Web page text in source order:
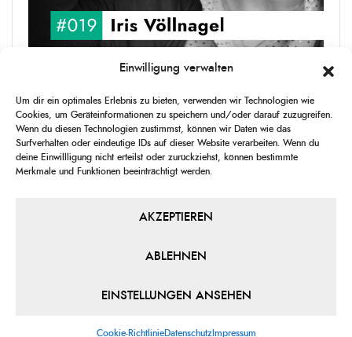
Einwilligung verwalten
Um dir ein optimales Erlebnis zu bieten, verwenden wir Technologien wie
Cookies, um Geräteinformationen zu speichern und/oder darauf zuzugreifen.
Wenn du diesen Technologien zustimmst, können wir Daten wie das
Surfverhalten oder eindeutige IDs auf dieser Website verarbeiten. Wenn du
deine Einwillligung nicht erteilst oder zurückziehst, können bestimmte
Merkmale und Funktionen beeinträchtigt werden.
AKZEPTIEREN
ABLEHNEN
EINSTELLUNGEN ANSEHEN
Cookie-RichtlinieDatenschutzImpressum
Iris Völlnagel hat schon auf unterschiedlichen Kontinenten gelebt
und gearbeitet, spricht mehrere Sprachen und berichtet
leidenschaftlich gerne über das, was sie erlebt – als Journalistin,
[...]
BACKWARD
PAUSE
SHOW
LIST